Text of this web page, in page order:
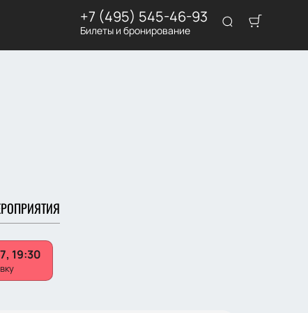
+7 (495) 545-46-93
Билеты и бронирование